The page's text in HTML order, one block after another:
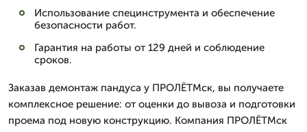
Использование специнструмента и обеспечение
безопасности работ.
Гарантия на работы от 129 дней и соблюдение
сроков.
Заказав демонтаж пандуса у ПРОЛЁТМск, вы получаете
комплексное решение: от оценки до вывоза и подготовки
проема под новую конструкцию. Компания ПРОЛЁТМск